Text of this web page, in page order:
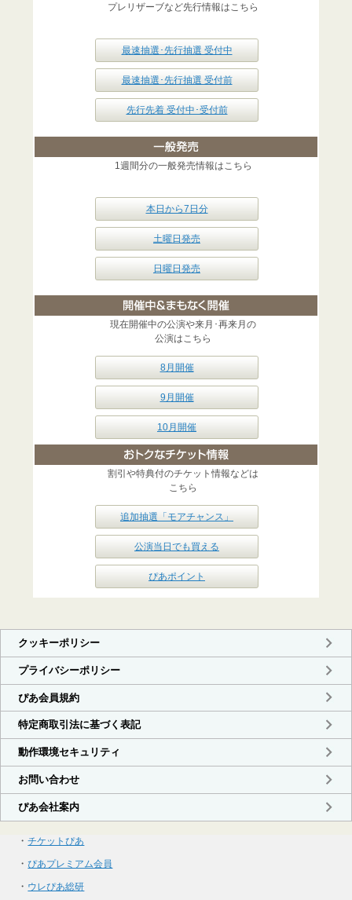
プレリザーブなど先行情報はこちら
最速抽選･先行抽選 受付中
最速抽選･先行抽選 受付前
先行先着 受付中･受付前
1週間分の一般発売情報はこちら
本日から7日分
土曜日発売
日曜日発売
現在開催中の公演や来月･再来月の
公演はこちら
8月開催
9月開催
10月開催
割引や特典付のチケット情報などは
こちら
追加抽選「モアチャンス」
公演当日でも買える
ぴあポイント
・チケットぴあ
・ぴあプレミアム会員
・ ウレぴあ総研